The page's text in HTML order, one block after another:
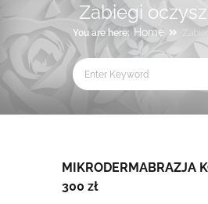
Zabiegi
You are here: Home
MIKRODERMABRAZJA
300 zł